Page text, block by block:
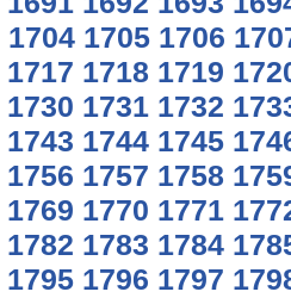
1704 1705 1706
1717 1718 1719
1730 1731 1732
1743 1744 1745
1756 1757 1758
1769 1770 1771
1782 1783 1784
1795 1796 1797